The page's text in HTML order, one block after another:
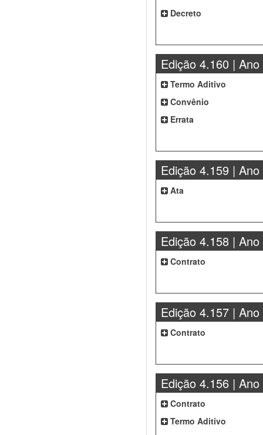
Decreto
Edição 4.160 | Ano
Termo Aditivo
Convênio
Errata
Edição 4.159 | Ano
Ata
Edição 4.158 | Ano
Contrato
Edição 4.157 | Ano
Contrato
Edição 4.156 | Ano
Contrato
Termo Aditivo